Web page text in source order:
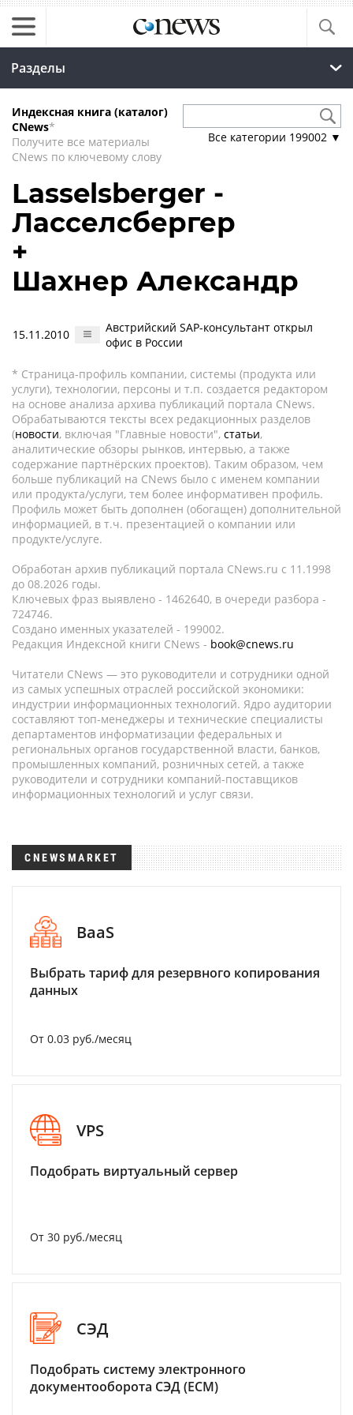
Разделы
Индексная книга (каталог)
CNews*
Получите все материалы
CNews по ключевому слову
Все категории 199002 ▼
Lasselsberger -
Ласселсбергер
+
Шахнер Александр
15.11.2010
Австрийский SAP-консультант открыл
офис в России
* Страница-профиль компании, системы (продукта или
услуги), технологии, персоны и т.п. создается редактором
на основе анализа архива публикаций портала CNews.
Обрабатываются тексты всех редакционных разделов
(новости, включая "Главные новости", статьи,
аналитические обзоры рынков, интервью, а также
содержание партнёрских проектов). Таким образом, чем
больше публикаций на CNews было с именем компании
или продукта/услуги, тем более информативен профиль.
Профиль может быть дополнен (обогащен) дополнительной
информацией, в т.ч. презентацией о компании или
продукте/услуге.
Обработан архив публикаций портала CNews.ru c 11.1998
до 08.2026 годы.
Ключевых фраз выявлено - 1462640, в очереди разбора -
724746.
Создано именных указателей - 199002.
Редакция Индексной книги CNews - book@cnews.ru
Читатели CNews — это руководители и сотрудники одной
из самых успешных отраслей российской экономики:
индустрии информационных технологий. Ядро аудитории
составляют топ-менеджеры и технические специалисты
департаментов информатизации федеральных и
региональных органов государственной власти, банков,
промышленных компаний, розничных сетей, а также
руководители и сотрудники компаний-поставщиков
информационных технологий и услуг связи.
CNEWSMARKET
BaaS
Выбрать тариф для резервного копирования
данных
От 0.03 руб./месяц
VPS
Подобрать виртуальный сервер
От 30 руб./месяц
СЭД
Подобрать систему электронного
документооборота СЭД (ECM)